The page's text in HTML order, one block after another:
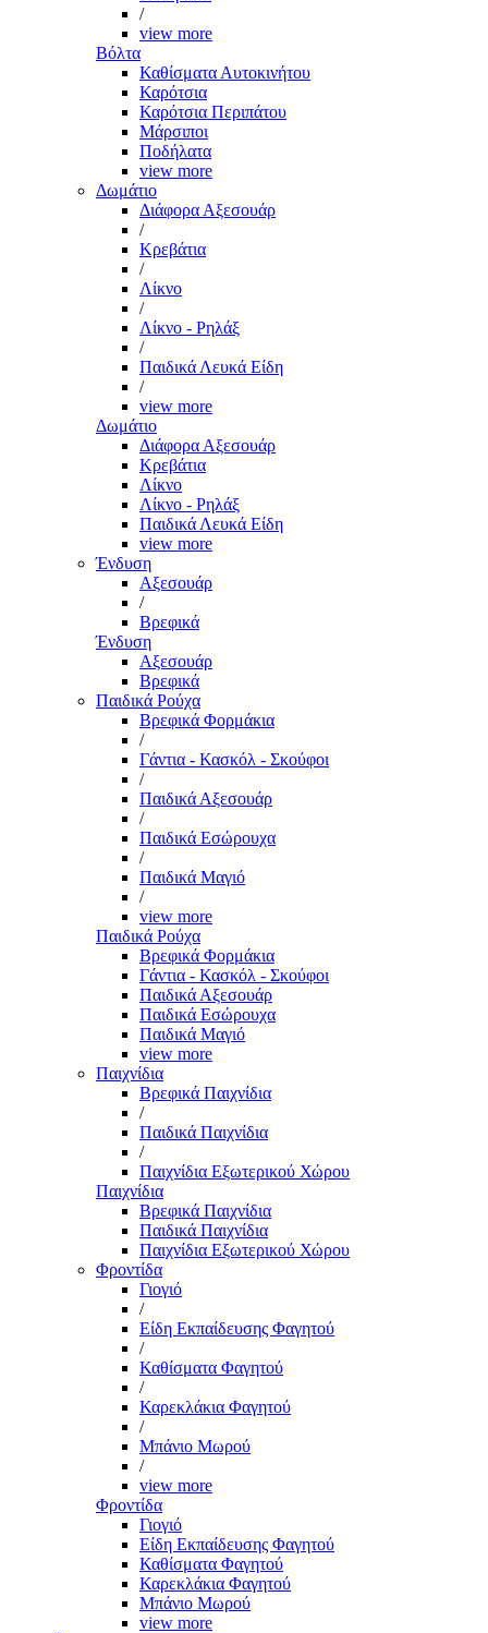
/
view more
Βόλτα
Καθίσματα Αυτοκινήτου
Καρότσια
Καρότσια Περιπάτου
Μάρσιποι
Ποδήλατα
view more
Δωμάτιο
Διάφορα Αξεσουάρ
/
Κρεβάτια
/
Λίκνο
/
Λίκνο - Ρηλάξ
/
Παιδικά Λευκά Είδη
/
view more
Δωμάτιο
Διάφορα Αξεσουάρ
Κρεβάτια
Λίκνο
Λίκνο - Ρηλάξ
Παιδικά Λευκά Είδη
view more
Ένδυση
Αξεσουάρ
/
Βρεφικά
Ένδυση
Αξεσουάρ
Βρεφικά
Παιδικά Ρούχα
Βρεφικά Φορμάκια
/
Γάντια - Κασκόλ - Σκούφοι
/
Παιδικά Αξεσουάρ
/
Παιδικά Εσώρουχα
/
Παιδικά Μαγιό
/
view more
Παιδικά Ρούχα
Βρεφικά Φορμάκια
Γάντια - Κασκόλ - Σκούφοι
Παιδικά Αξεσουάρ
Παιδικά Εσώρουχα
Παιδικά Μαγιό
view more
Παιχνίδια
Βρεφικά Παιχνίδια
/
Παιδικά Παιχνίδια
/
Παιχνίδια Εξωτερικού Χώρου
Παιχνίδια
Βρεφικά Παιχνίδια
Παιδικά Παιχνίδια
Παιχνίδια Εξωτερικού Χώρου
Φροντίδα
Γιογιό
/
Είδη Εκπαίδευσης Φαγητού
/
Καθίσματα Φαγητού
/
Καρεκλάκια Φαγητού
/
Μπάνιο Μωρού
/
view more
Φροντίδα
Γιογιό
Είδη Εκπαίδευσης Φαγητού
Καθίσματα Φαγητού
Καρεκλάκια Φαγητού
Μπάνιο Μωρού
view more